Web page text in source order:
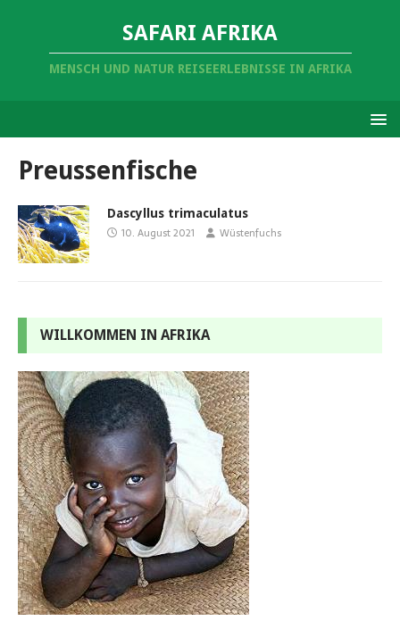
SAFARI AFRIKA
MENSCH UND NATUR REISEERLEBNISSE IN AFRIKA
Preussenfische
Dascyllus trimaculatus
10. August 2021 Wüstenfuchs
WILLKOMMEN IN AFRIKA